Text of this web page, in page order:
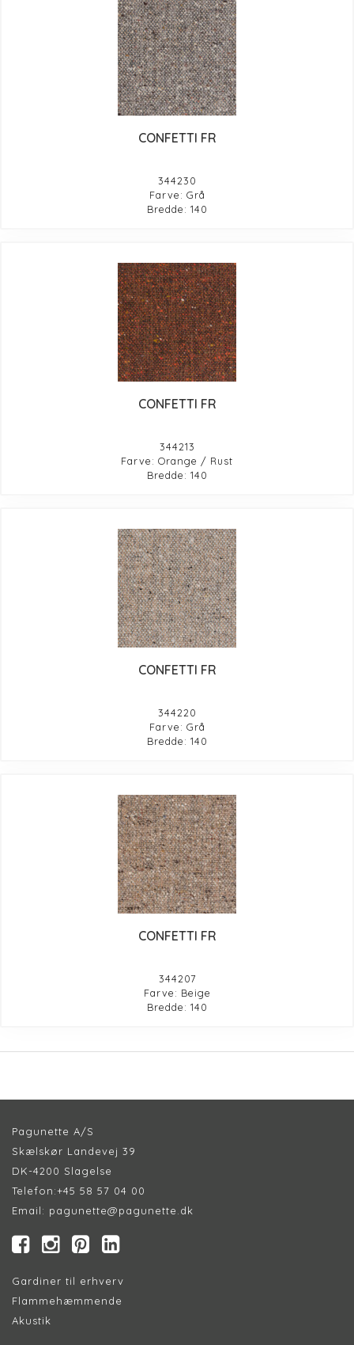
CONFETTI FR
344230
Farve: Grå
Bredde: 140
CONFETTI FR
344213
Farve: Orange / Rust
Bredde: 140
CONFETTI FR
344220
Farve: Grå
Bredde: 140
CONFETTI FR
344207
Farve: Beige
Bredde: 140
Pagunette A/S
Skælskør Landevej 39
DK-4200 Slagelse
Telefon:+45 58 57 04 00
Email: pagunette@pagunette.dk
Gardiner til erhverv
Flammehæmmende
Akustik